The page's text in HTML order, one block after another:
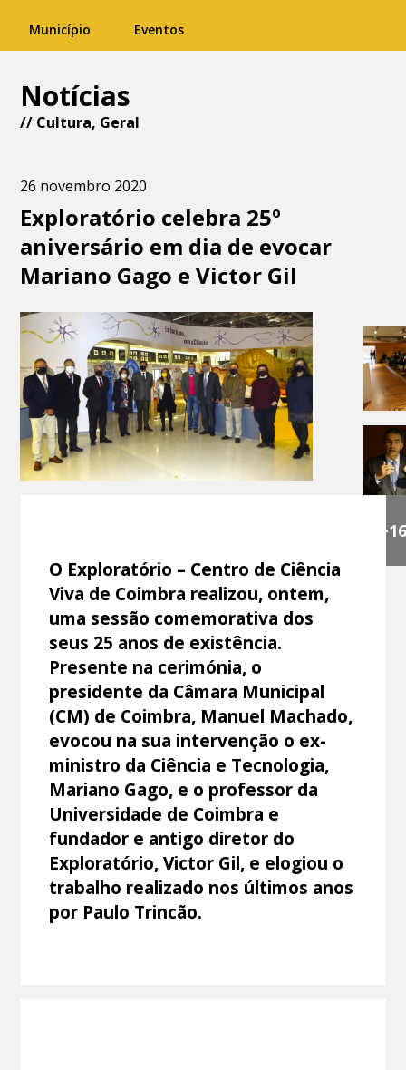
Município Eventos
Notícias
// Cultura, Geral
26 novembro 2020
Exploratório celebra 25º
aniversário em dia de evocar
Mariano Gago e Victor Gil
+16
O Exploratório – Centro de Ciência
Viva de Coimbra realizou, ontem,
uma sessão comemorativa dos
seus 25 anos de existência.
Presente na cerimónia, o
presidente da Câmara Municipal
(CM) de Coimbra, Manuel Machado,
evocou na sua intervenção o ex-
ministro da Ciência e Tecnologia,
Mariano Gago, e o professor da
Universidade de Coimbra e
fundador e antigo diretor do
Exploratório, Victor Gil, e elogiou o
trabalho realizado nos últimos anos
por Paulo Trincão.